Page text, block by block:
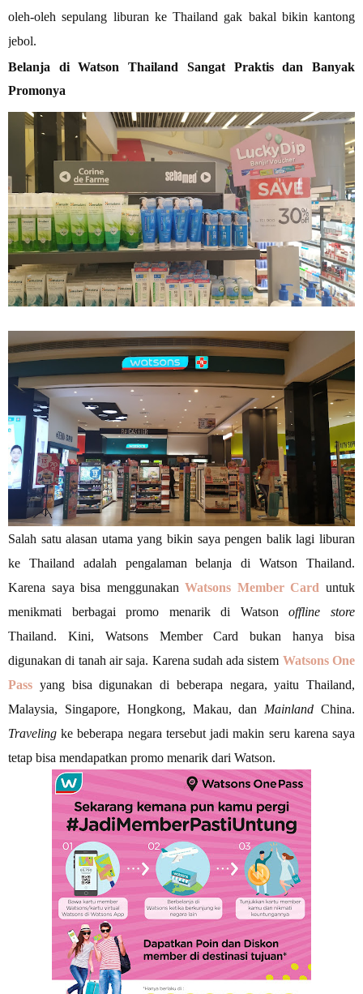
oleh-oleh sepulang liburan ke Thailand gak bakal bikin kantong
jebol.
Belanja di Watson Thailand Sangat Praktis dan Banyak
Promonya
Salah satu alasan utama yang bikin saya pengen balik lagi liburan
ke Thailand adalah pengalaman belanja di Watson Thailand.
Karena saya bisa menggunakanWatsons Member Card untuk
menikmati berbagai promo menarik di Watsonoffline store
Thailand. Kini, Watsons Member Card bukan hanya bisa
digunakan di tanah air saja. Karena sudah ada sistem Watsons One
Pass yang bisa digunakan di beberapa negara, yaitu Thailand,
Malaysia, Singapore, Hongkong, Makau, dan MainlandChina.
Travelingke beberapa negara tersebut jadi makin seru karena saya
tetap bisa mendapatkan promo menarik dari Watson.